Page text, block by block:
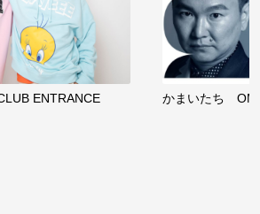
ENTRANCE かまいたち